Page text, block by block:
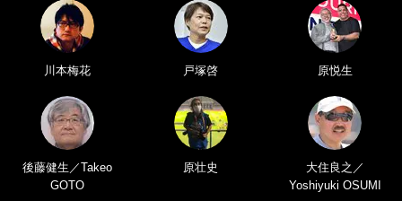
川本梅花 戸塚啓 原悦生
後藤健生／Takeo
GOTO
原壮史
大住良之／
Yoshiyuki OSUMI